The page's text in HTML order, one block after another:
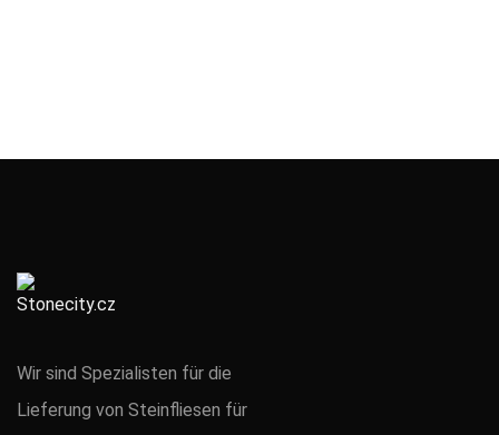
Wir sind Spezialisten für die
Lieferung von Steinfliesen für